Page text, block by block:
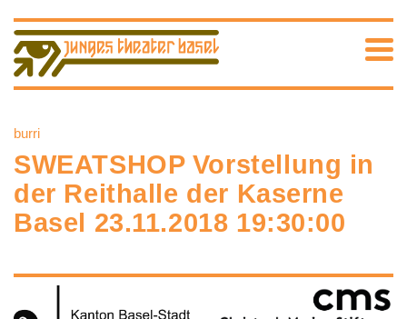
burri
SWEATSHOP Vorstellung in
der Reithalle der Kaserne
Basel 23.11.2018 19:30:00